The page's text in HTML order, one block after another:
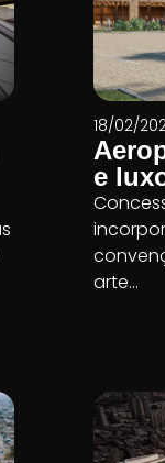
18/02/
e
arte...